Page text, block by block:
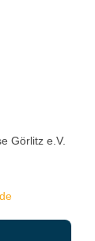
Görlitz e.V.